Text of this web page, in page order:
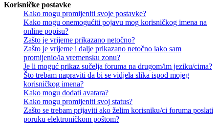
Korisničke postavke
Kako mogu promijeniti svoje postavke?
Kako mogu onemogućiti pojavu mog korisničkog imena na
online popisu?
Zašto je vrijeme prikazano netočno?
Zašto je vrijeme i dalje prikazano netočno iako sam
promijenio/la vremensku zonu?
Je li moguć prikaz sučelja foruma na drugom/im jeziku/cima?
Što trebam napraviti da bi se vidjela slika ispod mojeg
korisničkog imena?
Kako mogu dodati avatara?
Kako mogu promijeniti svoj status?
Zašto se trebam prijaviti ako želim korisniku/ci foruma poslati
poruku elektroničkom poštom?